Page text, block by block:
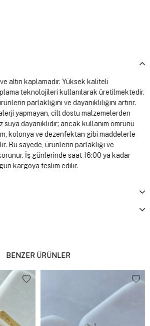
altın kaplamadır. Yüksek kaliteli
teknolojileri kullanılarak üretilmektedir.
parlaklığını ve dayanıklılığını artırır.
yapmayan, cilt dostu malzemelerden
dayanıklıdır; ancak kullanım ömrünü
kolonya ve dezenfektan gibi maddelerle
Bu sayede, ürünlerin parlaklığı ve
İş günlerinde saat 16:00 ya kadar
kargoya teslim edilir.
BENZER ÜRÜNLER